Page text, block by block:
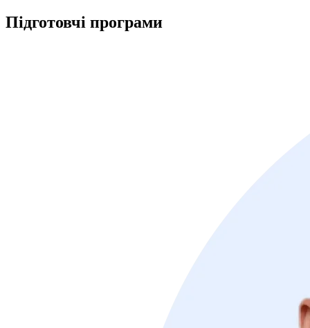
Підготовчі програми